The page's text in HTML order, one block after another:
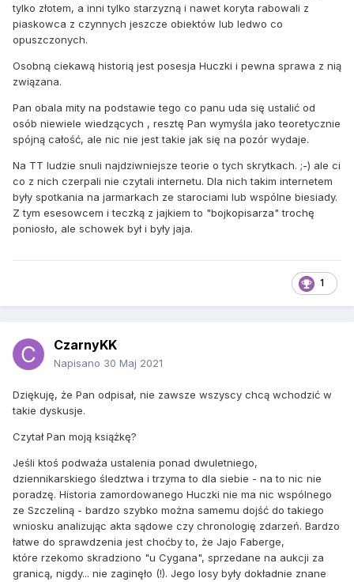
tylko złotem, a inni tylko starzyzną i nawet koryta rabowali z
piaskowca z czynnych jeszcze obiektów lub ledwo co
opuszczonych.
Osobną ciekawą historią jest posesja Huczki i pewna sprawa z nią
związana.
Pan obala mity na podstawie tego co panu uda się ustalić od
osób niewiele wiedzących , resztę Pan wymyśla jako teoretycznie
spójną całość, ale nic nie jest takie jak się na pozór wydaje.
Na TT ludzie snuli najdziwniejsze teorie o tych skrytkach. ;-) ale ci
co z nich czerpali nie czytali internetu. Dla nich takim internetem
były spotkania na jarmarkach ze starociami lub wspólne biesiady.
Z tym esesowcem i teczką z jajkiem to "bojkopisarza" trochę
poniosło, ale schowek był i były jaja.
1
CzarnyKK
Napisano 30 Maj 2021
Dziękuję, że Pan odpisał, nie zawsze wszyscy chcą wchodzić w
takie dyskusje.
Czytał Pan moją książkę?
Jeśli ktoś podważa ustalenia ponad dwuletniego,
dziennikarskiego śledztwa i trzyma to dla siebie - na to nic nie
poradzę. Historia zamordowanego Huczki nie ma nic wspólnego
ze Szczeliną - bardzo szybko można samemu dojść do takiego
wniosku analizując akta sądowe czy chronologię zdarzeń. Bardzo
łatwe do sprawdzenia jest choćby to, że Jajo Faberge,
które rzekomo skradziono "u Cygana", sprzedane na aukcji za
granicą, nigdy... nie zaginęło (!). Jego losy były dokładnie znane